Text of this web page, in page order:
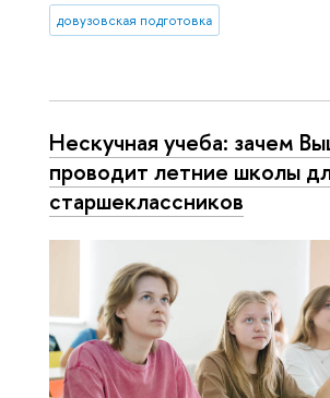
довузовская подготовка
Нескучная учеба: зачем
проводит летние школы
старшеклассников